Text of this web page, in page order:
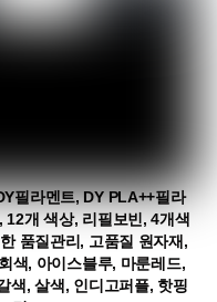
필라멘트, DY PLA++필라
개 색상, 리필보빈, 4개색
품질관리, 고품질 원자재,
색, 아이스블루, 마룬레드,
색, 살색, 인디고퍼플, 핫핑